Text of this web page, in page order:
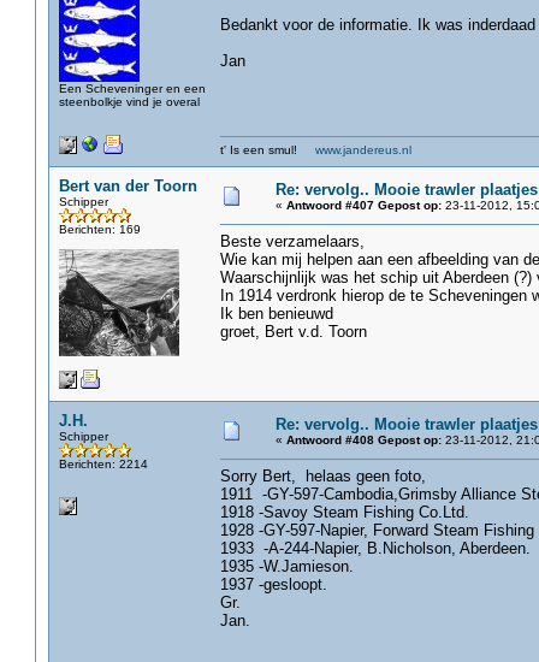
Een Scheveninger en een
steenbolkje vind je overal
Bedankt voor de informatie. Ik was
Jan
t' Is een smul! www.jandereus.nl
Bert van der Toorn
Schipper
Berichten: 169
Re: vervolg.. Mooie trawler plaatjes
« Antwoord #407 Gepost op:23-11-2012,
Beste verzamelaars,
Wie kan mij helpen aan een afbeelding van
Waarschijnlijk was het schip uit Aberdeen
In 1914 verdronk hierop de te
Ik ben benieuwd
groet, Bert v.d. Toorn
J.H.
Schipper
Berichten: 2214
Re: vervolg.. Mooie trawler plaatjes
« Antwoord #408 Gepost op:23-11-2012,
Sorry Bert, helaas geen foto,
1911 -GY-597-Cambodia,Grimsby Alliance
1918 -Savoy Steam Fishing Co.Ltd.
1928 -GY-597-Napier, Forward Steam Fishing
1933 -A-244-Napier, B.Nicholson, Aberdeen.
1935 -W.Jamieson.
1937 -gesloopt.
Gr.
Jan.